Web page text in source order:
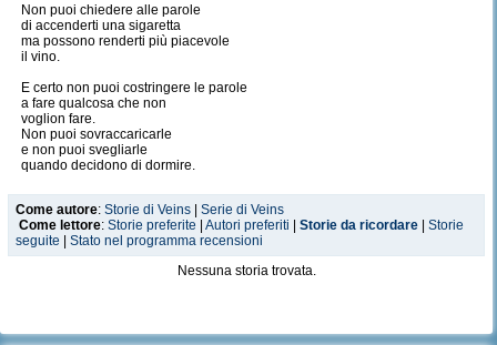
Non puoi chiedere alle parole
di accenderti una sigaretta
ma possono renderti più piacevole
il vino.
E certo non puoi costringere le parole
a fare qualcosa che non
voglion fare.
Non puoi sovraccaricarle
e non puoi svegliarle
quando decidono di dormire.
A volte
le parole ti tratteranno bene,
a seconda di quel
che gli chiedi
di fare.
Come autore: Storie di Veins
Serie di Veins
Come lettore: Storie preferite Autori preferiti Storie da ricordare
Storie
seguite
Stato nel programma recensioni
Nessuna storia trovata.